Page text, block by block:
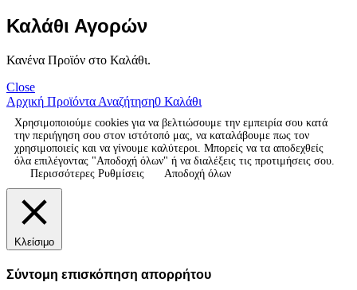
Καλάθι Αγορών
Κανένα Προϊόν στο Καλάθι.
Close
Αρχική Προϊόντα Αναζήτηση0 Καλάθι
Χρησιμοποιούμε cookies για να βελτιώσουμε την εμπειρία σου κατά
την περιήγηση σου στον ιστότοπό μας, να καταλάβουμε πως τον
χρησιμοποιείς και να γίνουμε καλύτεροι. Μπορείς να τα αποδεχθείς
όλα επιλέγοντας "Αποδοχή όλων" ή να διαλέξεις τις προτιμήσεις σου.
Περισσότερες Ρυθμίσεις
Αποδοχή όλων
Κλείσιμο
Σύντομη επισκόπηση απορρήτου